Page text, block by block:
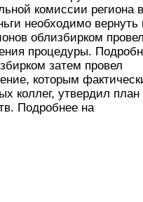
комиссии региона в
необходимо вернуть
облизбирком
процедуры.
затем провел
которым
коллег, утвердил план
Подробнее на